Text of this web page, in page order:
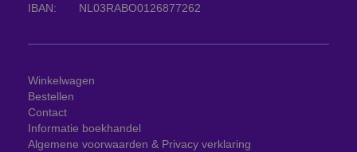
IBAN:
NL03RABO0126877262
Winkelwagen
Bestellen
Contact
Informatie boekhandel
Algemene voorwaarden & Privacy verklaring